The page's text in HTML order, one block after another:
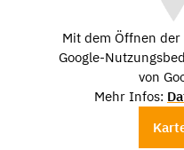
Mit dem Öffnen
Google-
von
Mehr Infos: